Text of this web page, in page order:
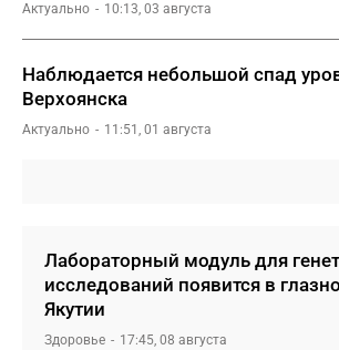
Актуально 10:13, 03 августа
Наблюдается небольшой спад
Верхоянска
Актуально 11:51, 01 августа
Лабораторный модуль для
исследований появится в
Якутии
Здоровье 17:45, 08 августа